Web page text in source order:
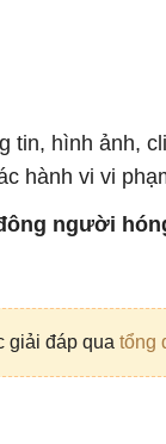
tin, hình ảnh,
hành vi vi
người
đáp qua tổng